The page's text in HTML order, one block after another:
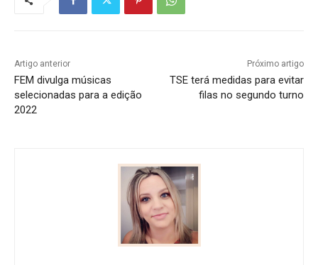
Artigo anterior
FEM divulga músicas
selecionadas para a edição
2022
Próximo artigo
TSE terá medidas para evitar
filas no segundo turno